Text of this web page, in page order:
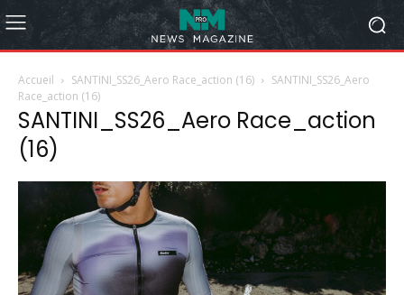
Accueil SANTINI_SS26_Aero Race_action (16)
SANTINI_SS26_Aero
Race_action (16)
SANTINI_SS26_Aero Race_action
(16)